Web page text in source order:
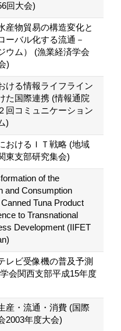
回大会)
産物貿易の構造変化と
ーバル化する流通－
ウム） (漁業経済学会
)
ける情報ライフライン
た国際連携 (情報通院
回コミュニケーション
)
おけるＩＴ戦略 (地域
東支部研究集会)
of the
and Consumption
Tuna Product
to Transnational
Development (IIFET
レビ受像機の普及予測
会関西支部平成15年度
産・流通・消費 (国際
2003年度大会)